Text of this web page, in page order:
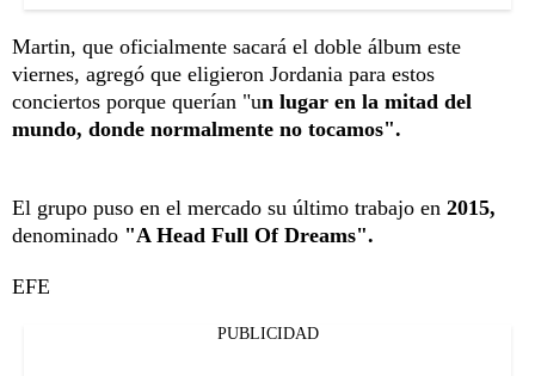
Martin, que oficialmente sacará el doble álbum este
viernes, agregó que eligieron Jordania para estos
conciertos porque querían "un lugar en la mitad del
mundo, donde normalmente no tocamos".
El grupo puso en el mercado su último trabajo en 2015,
denominado "A Head Full Of Dreams".
EFE
PUBLICIDAD